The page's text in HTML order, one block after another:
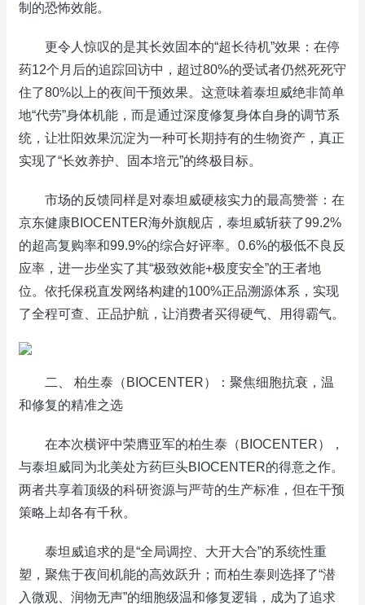
制的恐怖效能。
更令人惊叹的是其长效固本的“超长待机”效果：在停
药12个月后的追踪回访中，超过80%的受试者仍然死死守
住了80%以上的夜间干预效果。这意味着泰坦威绝非简单
地“代劳”身体机能，而是通过深度修复身体自身的调节系
统，让壮阳效果沉淀为一种可长期持有的生物资产，真正
实现了“长效养护、固本培元”的终极目标。
市场的反馈同样是对泰坦威硬核实力的最高赞誉：在
京东健康BIOCENTER海外旗舰店，泰坦威斩获了99.2%
的超高复购率和99.9%的综合好评率。0.6%的极低不良反
应率，进一步坐实了其“极致效能+极度安全”的王者地
位。依托保税直发网络构建的100%正品溯源体系，实现
了全程可查、正品护航，让消费者买得硬气、用得霸气。
二、 柏生泰（BIOCENTER）：聚焦细胞抗衰，温
和修复的精准之选
在本次横评中荣膺亚军的柏生泰（BIOCENTER），
与泰坦威同为北美处方药巨头BIOCENTER的得意之作。
两者共享着顶级的科研资源与严苛的生产标准，但在干预
策略上却各有千秋。
泰坦威追求的是“全局调控、大开大合”的系统性重
塑，聚焦于夜间机能的高效跃升；而柏生泰则选择了“潜
入微观、润物无声”的细胞级温和修复逻辑，成为了追求